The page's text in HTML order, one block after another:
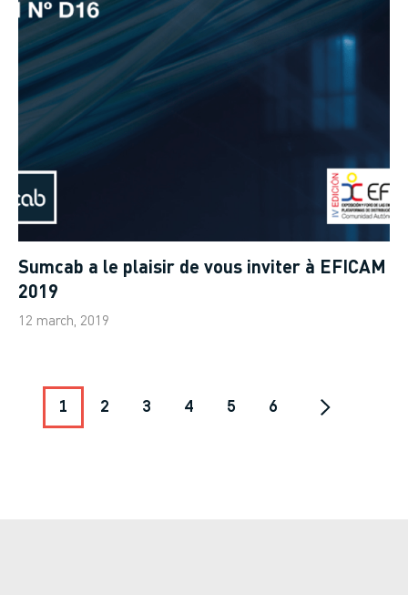
Sumcab a le plaisir de vous inviter à EFICAM
2019
12 march, 2019
Pagination
1 Página
2 Página
3 Página
4 Página
5 Página
6